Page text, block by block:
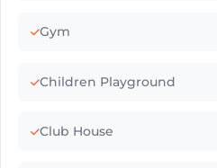
Gym
Children Playground
Club House